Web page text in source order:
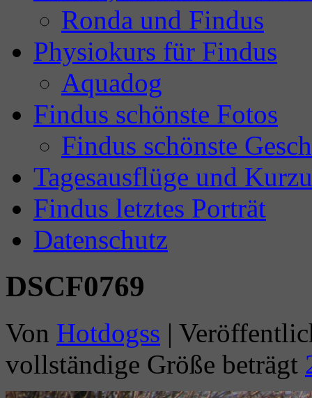
Ronda und Findus
Physiokurs für Findus
Aquadog
Findus schönste Fotos
Findus schönste
Tagesausflüge und
Findus letztes Porträt
Datenschutz
DSCF0769
Von Hotdogss |
vollständige Größe beträgt